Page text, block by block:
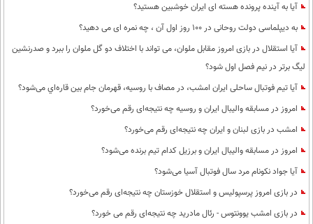
آیا به آینده پرونده هسته ای ایران خوشبین هستید؟
به دیپلماسی دولت روحانی در 100 روز اول آن ، چه نمره ای می دهید؟
آیا استقلال در بازی امروز مقابل ملوان، می تواند با اختلاف دو گل ملوان را ببرد و صدرنشین
لیگ برتر در نیم فصل اول شود؟
آیا تیم فوتبال ساحلی ایران امشب، در مصاف با روسیه، قهرمان جام بین قاره‌اي می‌شود؟
امروز در مسابقه والیبال ایران و روسیه چه نتیجه‌ای رقم می‌خورد؟
امشب در بازی لبنان و ایران چه نتیجه‌ای رقم می‌خورد؟
امروز در مسابقه والیبال ایران و برزیل کدام تیم برنده می‌شود؟
آیا جواد نکونام مرد سال فوتبال آسیا می‌شود؟
در بازی امروز پرسپولیس و استقلال خوزستان چه نتیجه‌ای رقم می‌خورد؟
در بازی امشب یوونتوس - رئال مادرید چه نتیجه‌ای رقم می خورد؟